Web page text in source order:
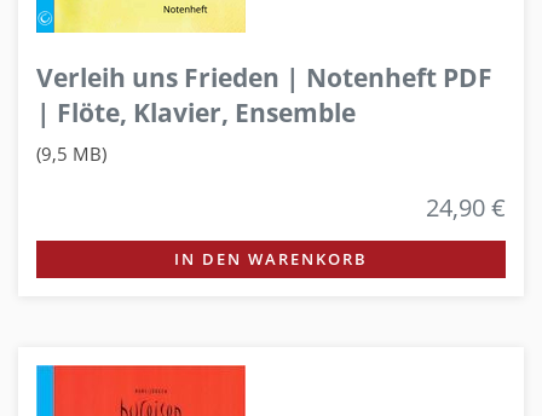
Verleih uns Frieden | Notenheft PDF
| Flöte, Klavier, Ensemble
(9,5 MB)
24,90 €
IN DEN WARENKORB